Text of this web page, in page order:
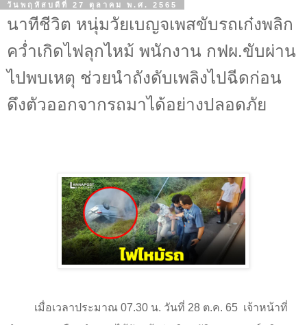
วันพฤหัสบดีที่ 27 ตุลาคม พ.ศ. 2565
นาทีชีวิต หนุ่มวัยเบญจเพสขับรถเก๋งพลิก
คว่ำเกิดไฟลุกไหม้ พนักงาน กฟผ.ขับผ่าน
ไปพบเหตุ ช่วยนำถังดับเพลิงไปฉีดก่อน
ดึงตัวออกจากรถมาได้อย่างปลอดภัย
เมื่อเวลาประมาณ 07.30 น. วันที่ 28 ต.ค. 65 เจ้าหน้าที่